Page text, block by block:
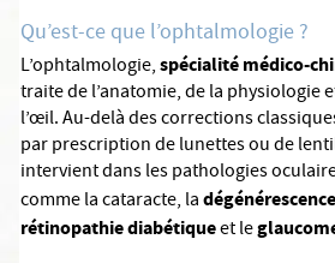
Qu’est-ce que l’ophtalmologie ?
L’ophtalmologie,spécialité médico-
traite de l’anatomie, de la physiologie
l’œil. Au-delà des corrections
par prescription de lunettes ou de
intervient dans les pathologies
comme la cataracte, la
rétinopathie diabétiqueet le